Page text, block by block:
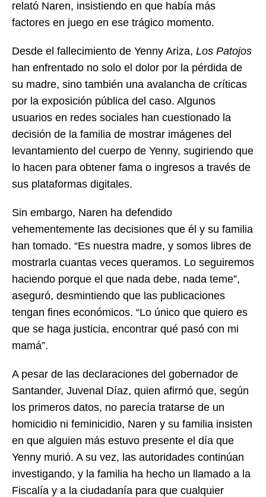
relató Naren, insistiendo en que había más
factores en juego en ese trágico momento.
Desde el fallecimiento de Yenny Ariza, Los Patojos
han enfrentado no solo el dolor por la pérdida de
su madre, sino también una avalancha de críticas
por la exposición pública del caso. Algunos
usuarios en redes sociales han cuestionado la
decisión de la familia de mostrar imágenes del
levantamiento del cuerpo de Yenny, sugiriendo que
lo hacen para obtener fama o ingresos a través de
sus plataformas digitales.
Sin embargo, Naren ha defendido
vehementemente las decisiones que él y su familia
han tomado. “Es nuestra madre, y somos libres de
mostrarla cuantas veces queramos. Lo seguiremos
haciendo porque el que nada debe, nada teme”,
aseguró, desmintiendo que las publicaciones
tengan fines económicos. “Lo único que quiero es
que se haga justicia, encontrar qué pasó con mi
mamá”.
A pesar de las declaraciones del gobernador de
Santander, Juvenal Díaz, quien afirmó que, según
los primeros datos, no parecía tratarse de un
homicidio ni feminicidio, Naren y su familia insisten
en que alguien más estuvo presente el día que
Yenny murió. A su vez, las autoridades continúan
investigando, y la familia ha hecho un llamado a la
Fiscalía y a la ciudadanía para que cualquier